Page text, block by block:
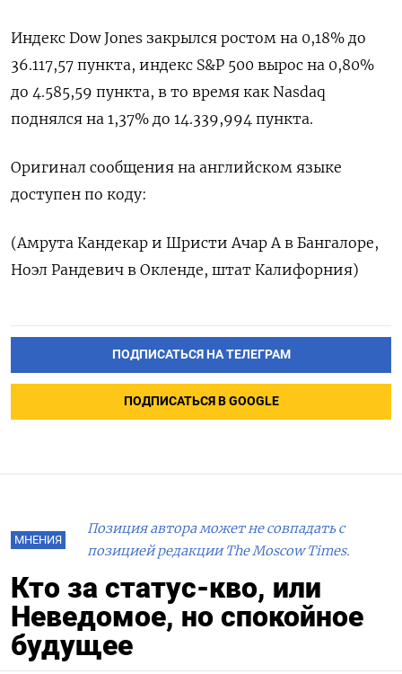
Индекс Dow Jones закрылся ростом на 0,18% до
36.117,57 пункта, индекс S&P 500 вырос на 0,80%
до 4.585,59 пункта​, в то время как ​Nasdaq
поднялся на 1,37% до 14.339,994 пункта​.
Оригинал сообщения на английском языке
доступен по коду:
(Амрута Кандекар и Шристи Ачар А в Бангалоре,
Ноэл Рандевич в Окленде, штат Калифорния)
ПОДПИСАТЬСЯ НА ТЕЛЕГРАМ
ПОДПИСАТЬСЯ В GOOGLE
МНЕНИЯ
Позиция автора может не совпадать с
позицией редакции The Moscow Times.
Кто за статус-кво, или
Неведомое, но спокойное
будущее